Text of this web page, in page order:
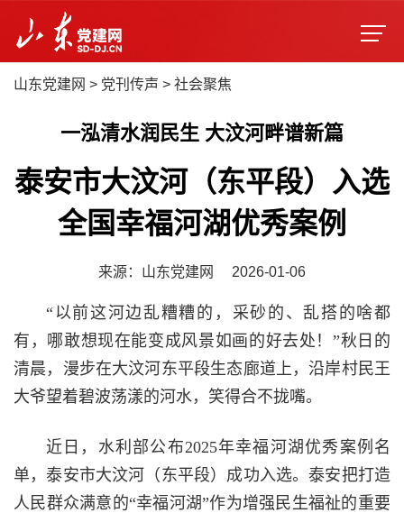
山东党建网 > 党刊传声 > 社会聚焦
一泓清水润民生 大汶河畔谱新篇
泰安市大汶河（东平段）入选
全国幸福河湖优秀案例
来源：山东党建网 2026-01-06
“以前这河边乱糟糟的，采砂的、乱搭的啥都
有，哪敢想现在能变成风景如画的好去处！”秋日的
清晨，漫步在大汶河东平段生态廊道上，沿岸村民王
大爷望着碧波荡漾的河水，笑得合不拢嘴。
近日，水利部公布2025年幸福河湖优秀案例名
单，泰安市大汶河（东平段）成功入选。泰安把打造
人民群众满意的“幸福河湖”作为增强民生福祉的重要